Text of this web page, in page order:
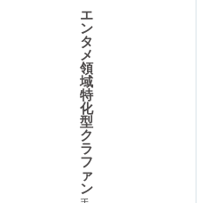
エ
ン
タ
メ
領
域
特
化
型
ク
ラ
フ
ァ
ン